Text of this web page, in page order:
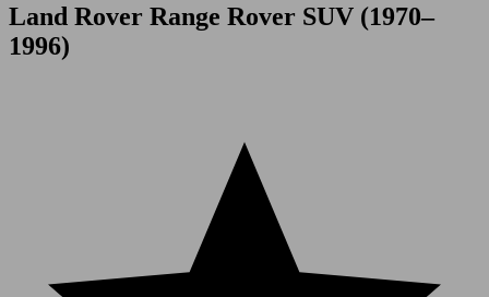
Land Rover Range Rover SUV (1970–
1996)